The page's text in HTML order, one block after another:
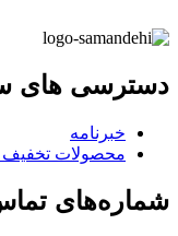
دسترسی های
خبرنامه
محصولات تخفیف
شماره‌های